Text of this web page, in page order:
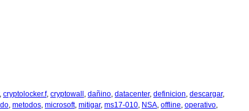
, cryptolocker.f, cryptowall , dañino, datacenter, definicion, descargar,
, metodos, microsoft, mitigar, ms17-010, NSA, offline, operativo,